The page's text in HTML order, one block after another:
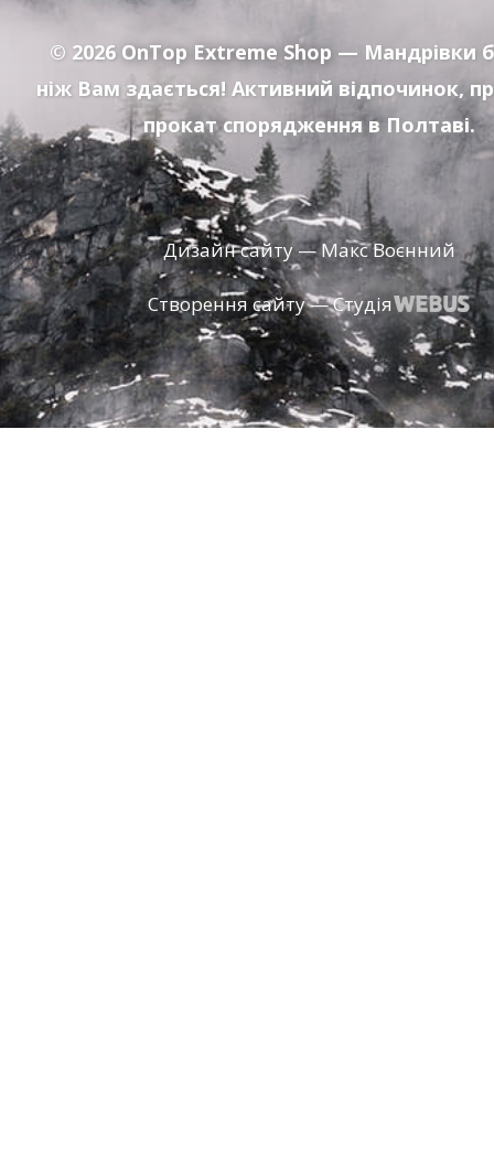
© 2026 OnTop Extreme Shop — Мандрівки
ніж Вам здається! Активний відпочинок,
прокат спорядження в Полтаві.
Дизайн сайту — Макс Воєнний
Створення сайту — Студія